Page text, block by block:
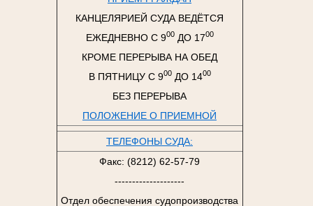
КАНЦЕЛЯРИЕЙ СУДА ВЕДЁТСЯ
ЕЖЕДНЕВНО С 900ДО 1700
КРОМЕ ПЕРЕРЫВА НА ОБЕД
В ПЯТНИЦУ С 900ДО 1400
БЕЗ ПЕРЕРЫВА
ПОЛОЖЕНИЕ О ПРИЕМНОЙ
ТЕЛЕФОНЫ СУДА:
Факс: (8212) 62-57-79
--------------------
Отдел обеспечения судопроизводства